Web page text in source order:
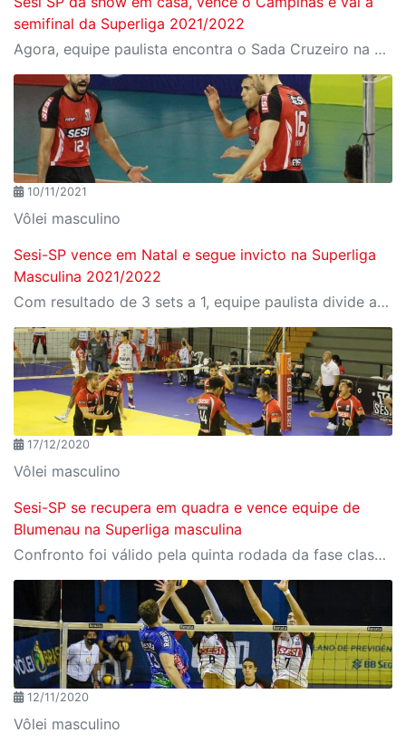
semifinal da Superliga 2021/2022
Agora, equipe paulista encontra o Sada Cruzeiro na próxima fase dos playoffs
10/11/2021
Vôlei masculino
Sesi-SP vence em Natal e segue invicto na Superliga
Masculina 2021/2022
Com resultado de 3 sets a 1, equipe paulista divide a liderança do torneio nacional com o Cruzeiro
17/12/2020
Vôlei masculino
Sesi-SP se recupera em quadra e vence equipe de
Blumenau na Superliga masculina
Confronto foi válido pela quinta rodada da fase classificatória adiado por casos de Covid-19
12/11/2020
Vôlei masculino